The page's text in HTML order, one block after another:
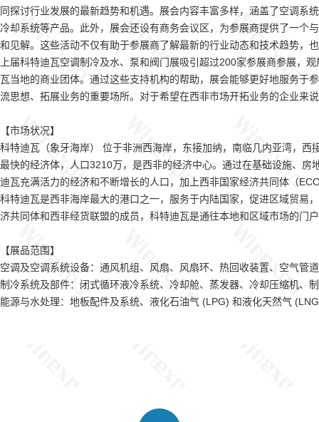
同探讨行业发展的最新趋势和机遇。展会内容丰富多样，涵盖了空调系
冷却系统等产品。此外，展会还设有商务会议区，为参展商提供了一个
和见解。这些活动不仅有助于参展商了解最新的行业动态和技术趋势，
上届科特迪瓦空调制冷及水、泵和阀门展吸引超过200家参展商参展，
瓦当地的商业团体。通过这些支持机构的帮助，展会能够更好地服务于
流思想、拓展业务的重要场所。对于希望在西非市场开拓业务的企业来
【市场状况】
科特迪瓦（象牙海岸） 位于非洲西海岸，东接加纳，南临几内亚湾，西
最快的经济体，人口3210万，是西非的经济中心。通过在基础设施、房
迪瓦充满活力的经济和不断增长的人口，加 上西非国家经济共同体（
科特迪瓦是西非海岸最大的港口之一，服务于内陆国家，促进区域贸易
济共同体和西非经货联盟的成员，科特迪瓦是通往本地和区域市场的门
【展品范围】
空调及空调系统设备：通风机组、风扇、风扇环、热回收装置、空气管
制冷系统及部件：闭式循环液冷系统、冷却舱、蒸发器、冷却压缩机、
能源与水处理：地板配件及系统、液化石油气 (LPG) 和液化天然气